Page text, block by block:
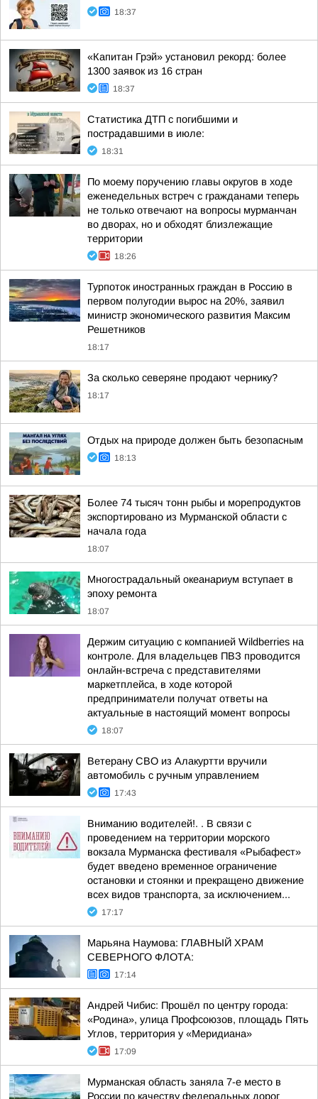
18:37
«Капитан Грэй» установил рекорд: более
1300 заявок из 16 стран
18:37
Статистика ДТП с погибшими и
пострадавшими в июле:
18:31
По моему поручению главы округов в ходе
еженедельных встреч с гражданами теперь
не только отвечают на вопросы мурманчан
во дворах, но и обходят близлежащие
территории
18:26
Турпоток иностранных граждан в Россию в
первом полугодии вырос на 20%, заявил
министр экономического развития Максим
Решетников
18:17
За сколько северяне продают чернику?
18:17
Отдых на природе должен быть безопасным
18:13
Более 74 тысяч тонн рыбы и морепродуктов
экспортировано из Мурманской области с
начала года
18:07
Многострадальный океанариум вступает в
эпоху ремонта
18:07
Держим ситуацию с компанией Wildberries на
контроле. Для владельцев ПВЗ проводится
онлайн-встреча с представителями
маркетплейса, в ходе которой
предприниматели получат ответы на
актуальные в настоящий момент вопросы
18:07
Ветерану СВО из Алакуртти вручили
автомобиль с ручным управлением
17:43
Вниманию водителей!. . В связи с
проведением на территории морского
вокзала Мурманска фестиваля «Рыбафест»
будет введено временное ограничение
остановки и стоянки и прекращено движение
всех видов транспорта, за исключением...
17:17
Марьяна Наумова: ГЛАВНЫЙ ХРАМ
СЕВЕРНОГО ФЛОТА:
17:14
Андрей Чибис: Прошёл по центру города:
«Родина», улица Профсоюзов, площадь Пять
Углов, территория у «Меридиана»
17:09
Мурманская область заняла 7-е место в
России по качеству федеральных дорог